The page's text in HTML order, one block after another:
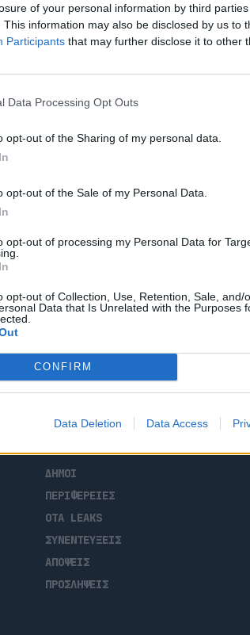
of your personal information by third
This information may also be disclosed by us to
Participants that may further disclose it to other
Data Processing Opt Outs
opt-out of the Sharing of my personal data.
opt-out of the Sale of my Personal Data.
opt-out of processing my Personal Data for
opt-out of Collection, Use, Retention, Sale, and/
Data that Is Unrelated with the Purposes
CONFIRM
Data Deletion Data Access
στο
τις βασικές υποδομές της πόλης
την αντικατάσταση του παλαιού
Δρίκος, το έργο αφορούσε την
ΡΟΗ ΕΙΔΗΣΕΩΝ
ΕΠΙΚΑΙΡΟΤΗΤΑ
ΔΗΜΟΙ
ΠΕΡΙΦΕΡΕΙΕΣ
OTA LEAKS
ΣΥΝΕΝΤΕΥΞΕΙΣ
ΑΠΟΨΕΙΣ
ΠΡΟΣΛΗΨΕΙΣ